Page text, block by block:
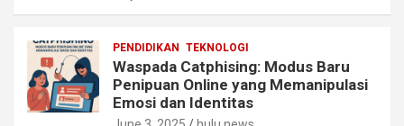
PENDIDIKAN TEKNOLOGI
Waspada Catphising: Modus Baru
Penipuan Online yang Memanipulasi
Emosi dan Identitas